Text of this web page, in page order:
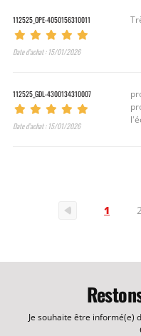
112525_OPE-4050156310011
Date d’achat : 15/01/2026
112525_GDL-4300134310007
Date d’achat : 15/01/2026
1
Je souhaite être informé(e)